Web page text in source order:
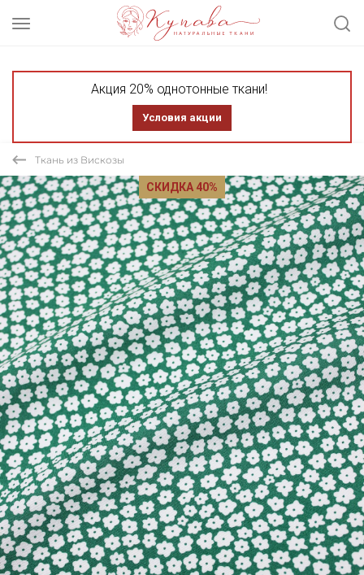
Акция 20% однотонные ткани!
Условия акции
Ткань из Вискозы
СКИДКА 40%